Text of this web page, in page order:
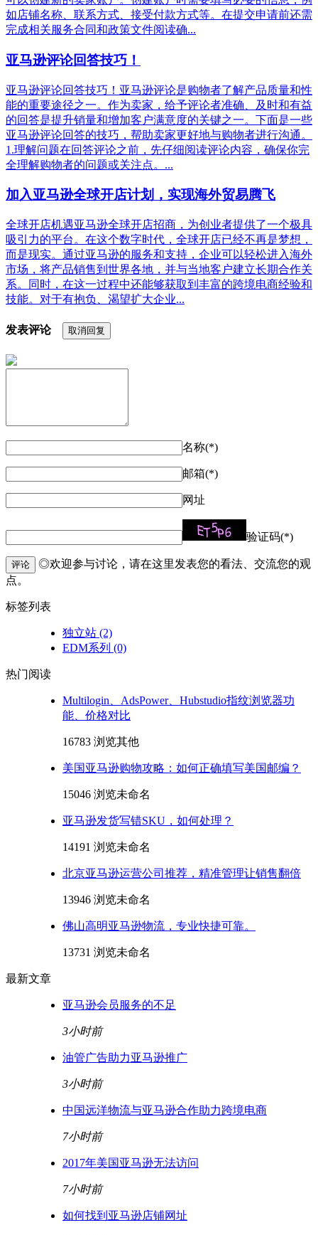
如店铺名称、联系方式、接受付款方式等。在提交申请前还需
完成相关服务合同和政策文件阅读确...
亚马逊评论回答技巧！
亚马逊评论回答技巧！亚马逊评论是购物者了解产品质量和性
能的重要途径之一。作为卖家，给予评论者准确、及时和有益
的回答是提升销量和增加客户满意度的关键之一。下面是一些
亚马逊评论回答的技巧，帮助卖家更好地与购物者进行沟通。
1.理解问题在回答评论之前，先仔细阅读评论内容，确保你完
全理解购物者的问题或关注点。...
加入亚马逊全球开店计划，实现海外贸易腾飞
全球开店机遇亚马逊全球开店招商，为创业者提供了一个极具
吸引力的平台。在这个数字时代，全球开店已经不再是梦想，
而是现实。通过亚马逊的服务和支持，企业可以轻松进入海外
市场，将产品销售到世界各地，并与当地客户建立长期合作关
系。同时，在这一过程中还能够获取到丰富的跨境电商经验和
技能。对于有抱负、渴望扩大企业...
发表评论 取消回复
名称(*)
邮箱(*)
网址
验证码(*)
评论
◎欢迎参与讨论，请在这里发表您的看法、交流您的观
点。
标签列表
独立站 (2)
EDM系列 (0)
热门阅读
Multilogin、AdsPower、Hubstudio指纹浏览器功
能、价格对比
16783 浏览其他
美国亚马逊购物攻略：如何正确填写美国邮编？
15046 浏览未命名
亚马逊发货写错SKU，如何处理？
14191 浏览未命名
北京亚马逊运营公司推荐，精准管理让销售翻倍
13946 浏览未命名
佛山高明亚马逊物流，专业快捷可靠。
13731 浏览未命名
最新文章
亚马逊会员服务的不足
3小时前
油管广告助力亚马逊推广
3小时前
中国远洋物流与亚马逊合作助力跨境电商
7小时前
2017年美国亚马逊无法访问
7小时前
如何找到亚马逊店铺网址